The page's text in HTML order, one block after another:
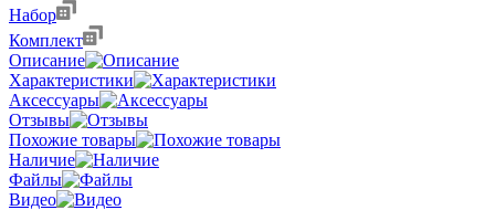
Набор
Комплект
Описание
Характеристики
Аксессуары
Отзывы
Похожие товары
Наличие
Файлы
Видео